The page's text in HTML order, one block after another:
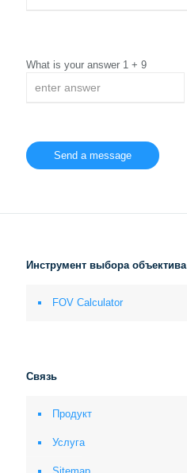
What is your answer 1 + 9
Инструмент выбора объектива
FOV Calculator
Связь
Продукт
Услуга